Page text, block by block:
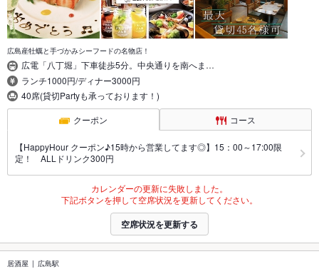
広島産牡蠣と手づかみシーフードの名物店！
広電「八丁堀」下車徒歩5分。中央通りを南へま…
ランチ1000円/ディナー3000円
40席(貸切Partyも承っております！)
クーポン コース
【HappyHour クーポン♪15時から営業してます◎】15：00～17:00限
定！ ALLドリンク300円
カレンダーの更新に失敗しました。
下記ボタンを押して空席状況を更新してください。
空席状況を更新する
居酒屋 広島駅